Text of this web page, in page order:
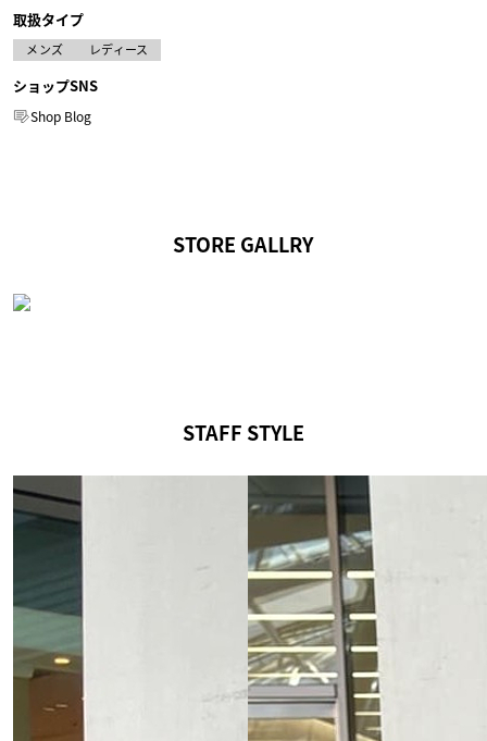
取扱タイプ
メンズ レディース
ショップSNS
Shop Blog
STORE GALLRY
STAFF STYLE